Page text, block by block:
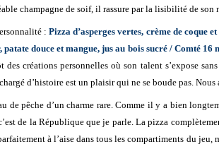
champagne de soif, il rassure par la lisibilité de son
:Pizza d’asperges vertes, crème de coque
douce et mangue, jus au bois sucré / Comté
créations personnelles où son talent s’expose
d’histoire est un plaisir qui ne se boude pas.
de pêche d’un charme rare. Comme il y a bien
de la République que je parle. La pizza
à l’aise dans tous les compartiments du